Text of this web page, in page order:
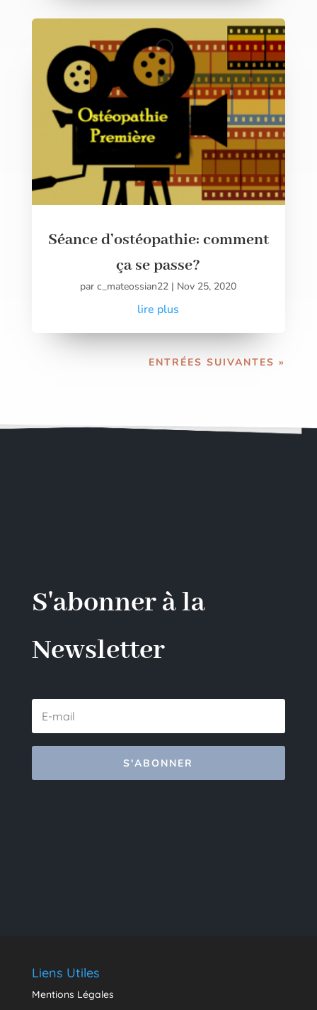
Séance d’ostéopathie: comment
ça se passe?
parc_mateossian22 | Nov 25, 2020
lire plus
ENTRÉES SUIVANTES »
S'abonner à la
Newsletter
S'ABONNER
Liens Utiles
Mentions Légales